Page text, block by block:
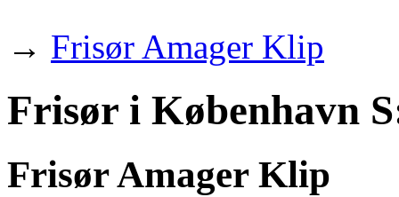
→ Frisør Amager Klip
Frisør i København
Frisør Amager Klip